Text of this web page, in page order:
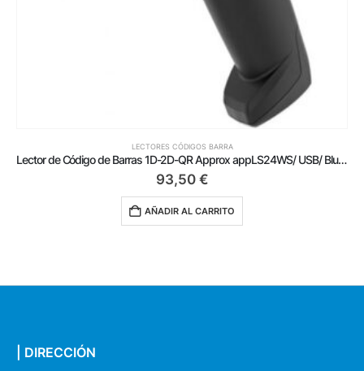
LECTORES CÓDIGOS BARRA
Lector de Código de Barras 1D-2D-QR Approx appLS24WS/ USB/ Bluetooth/ Radiofrecuencia
93,50 €
AÑADIR AL CARRITO
| DIRECCIÓN